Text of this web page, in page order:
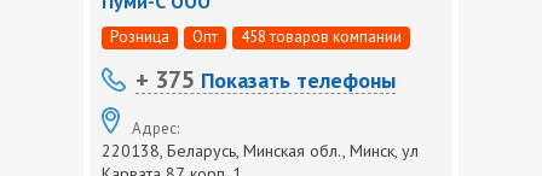
Розница Опт 458 товаров компании
+ 375 Показать телефоны
Адрес:
220138, Беларусь, Минская обл., Минск, ул